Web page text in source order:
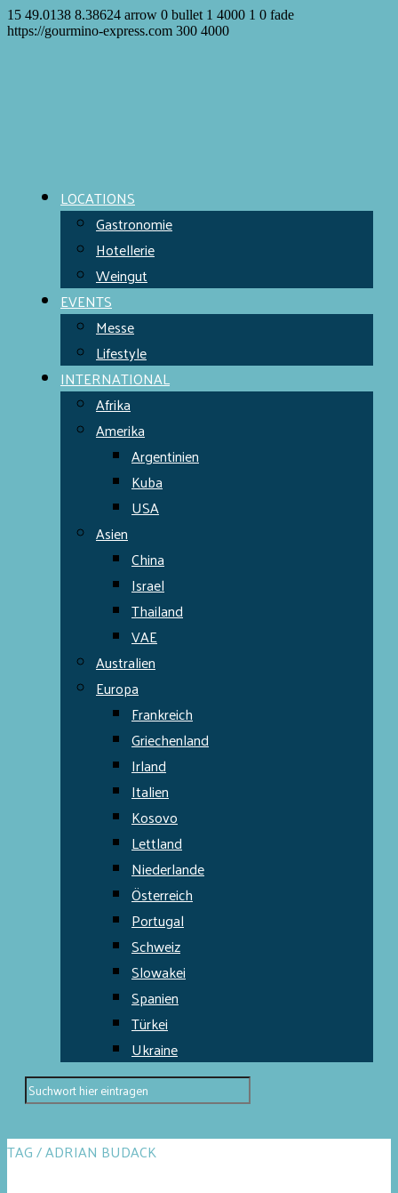
15 49.0138 8.38624 arrow 0 bullet 1 4000 1 0 fade
https://gourmino-express.com 300 4000
LOCATIONS
Gastronomie
Hotellerie
Weingut
EVENTS
Messe
Lifestyle
INTERNATIONAL
Afrika
Amerika
Argentinien
Kuba
USA
Asien
China
Israel
Thailand
VAE
Australien
Europa
Frankreich
Griechenland
Irland
Italien
Kosovo
Lettland
Niederlande
Österreich
Portugal
Schweiz
Slowakei
Spanien
Türkei
Ukraine
TAG / ADRIAN BUDACK